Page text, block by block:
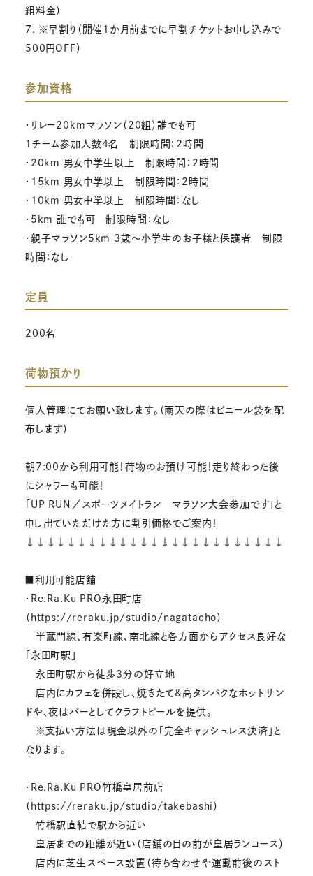
組料金）
7. ※早割り（開催1か月前までに早割チケットお申し込みで
500円OFF）
参加資格
・リレー20kmマラソン（20組）誰でも可
1チーム参加人数4名 制限時間：2時間
・20km 男女中学生以上 制限時間：2時間
・15km 男女中学以上 制限時間：2時間
・10km 男女中学以上 制限時間：なし
・5km 誰でも可 制限時間：なし
・親子マラソン5km 3歳～小学生のお子様と保護者 制限
時間：なし
定員
200名
荷物預かり
個人管理にてお願い致します。（雨天の際はビニール袋を配
布します）
朝7:00から利用可能！荷物のお預け可能！走り終わった後
にシャワーも可能！
「UP RUN／スポーツメイトラン マラソン大会参加です」と
申し出ていただけた方に割引価格でご案内！
■利用可能店舗
・Re.Ra.Ku PRO永田町店
（https://reraku.jp/studio/nagatacho）
半蔵門線、有楽町線、南北線と各方面からアクセス良好な
「永田町駅」
永田町駅から徒歩3分の好立地
店内にカフェを併設し、焼きたて&高タンパクなホットサン
ドや、夜はバーとしてクラフトビールを提供。
※支払い方法は現金以外の「完全キャッシュレス決済」と
なります。
・Re.Ra.Ku PRO竹橋皇居前店
（https://reraku.jp/studio/takebashi）
竹橋駅直結で駅から近い
皇居までの距離が近い（店舗の目の前が皇居ランコース）
店内に芝生スペース設置（待ち合わせや運動前後のスト